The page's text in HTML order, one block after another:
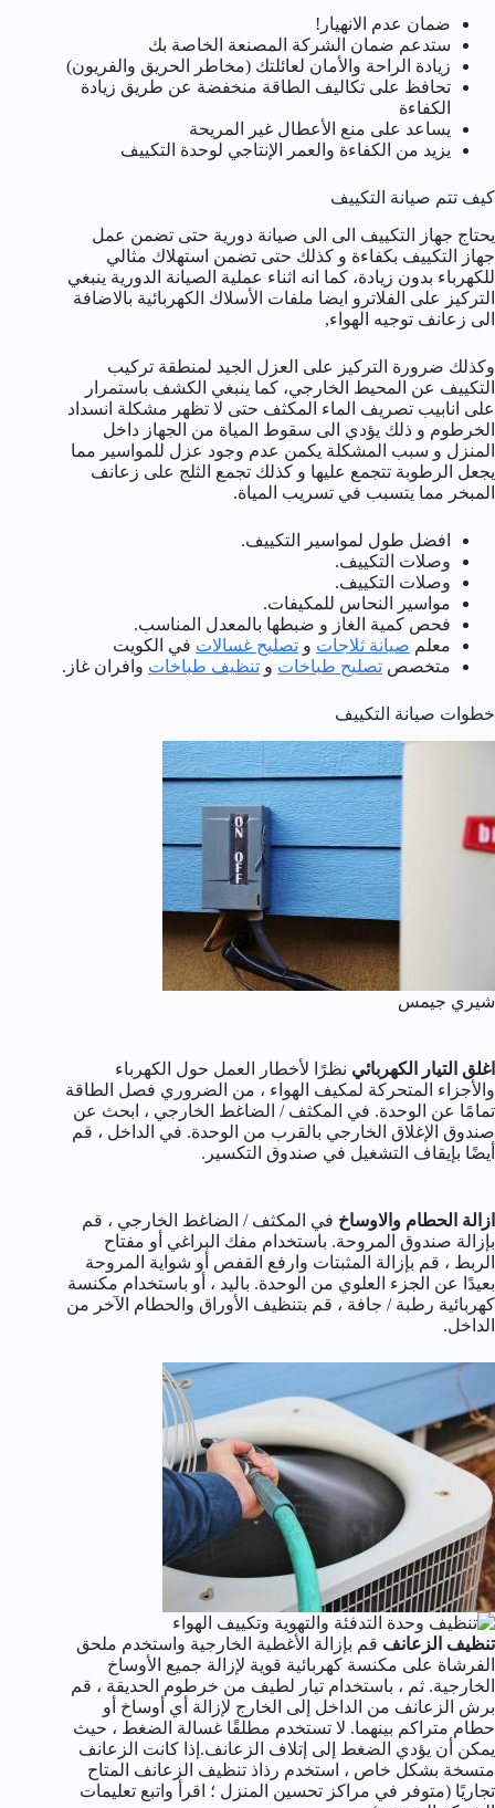
ضمان عدم الانهيار!
ستدعم ضمان الشركة المصنعة الخاصة بك
زيادة الراحة والأمان لعائلتك (مخاطر الحريق والفريون)
تحافظ على تكاليف الطاقة منخفضة عن طريق زيادة
الكفاءة
يساعد على منع الأعطال غير المريحة
يزيد من الكفاءة والعمر الإنتاجي لوحدة التكييف
كيف تتم صيانة التكييف
يحتاج جهاز التكييف الى الى صيانة دورية حتى تضمن عمل
جهاز التكييف بكفاءة و كذلك حتى تضمن استهلاك مثالي
للكهرباء بدون زيادة، كما انه اثناء عملية الصيانة الدورية ينبغي
التركيز على الفلاترو ايضا ملفات الأسلاك الكهربائية بالاضافة
الى زعانف توجيه الهواء,
وكذلك ضرورة التركيز على العزل الجيد لمنطقة تركيب
التكييف عن المحيط الخارجي، كما ينبغي الكشف باستمرار
على انابيب تصريف الماء المكثف حتى لا تظهر مشكلة انسداد
الخرطوم و ذلك يؤدي الى سقوط المياة من الجهاز داخل
المنزل و سبب المشكلة يكمن عدم وجود عزل للمواسير مما
يجعل الرطوبة تتجمع عليها و كذلك تجمع الثلج على زعانف
المبخر مما يتسبب في تسريب المياة.
افضل طول لمواسير التكييف.
وصلات التكييف.
وصلات التكييف.
مواسير النحاس للمكيفات.
فحص كمية الغاز و ضبطها بالمعدل المناسب.
معلم صيانة ثلاجات و تصليح غسالات في الكويت
متخصص تصليح طباخات و تنظيف طباخات وافران غاز.
خطوات صيانة التكييف
شيري جيمس
اغلق التيار الكهربائي نظرًا لأخطار العمل حول الكهرباء
والأجزاء المتحركة لمكيف الهواء ، من الضروري فصل الطاقة
تمامًا عن الوحدة. في المكثف / الضاغط الخارجي ، ابحث عن
صندوق الإغلاق الخارجي بالقرب من الوحدة. في الداخل ، قم
أيضًا بإيقاف التشغيل في صندوق التكسير.
ازالة الحطام والاوساخ في المكثف / الضاغط الخارجي ، قم
بإزالة صندوق المروحة. باستخدام مفك البراغي أو مفتاح
الربط ، قم بإزالة المثبتات وارفع القفص أو شواية المروحة
بعيدًا عن الجزء العلوي من الوحدة. باليد ، أو باستخدام مكنسة
كهربائية رطبة / جافة ، قم بتنظيف الأوراق والحطام الآخر من
الداخل.
تنظيف الزعانف قم بإزالة الأغطية الخارجية واستخدم ملحق
الفرشاة على مكنسة كهربائية قوية لإزالة جميع الأوساخ
الخارجية. ثم ، باستخدام تيار لطيف من خرطوم الحديقة ، قم
برش الزعانف من الداخل إلى الخارج لإزالة أي أوساخ أو
حطام متراكم بينهما. لا تستخدم مطلقًا غسالة الضغط ، حيث
يمكن أن يؤدي الضغط إلى إتلاف الزعانف.إذا كانت الزعانف
متسخة بشكل خاص ، استخدم رذاذ تنظيف الزعانف المتاح
تجاريًا (متوفر في مراكز تحسين المنزل ؛ اقرأ واتبع تعليمات